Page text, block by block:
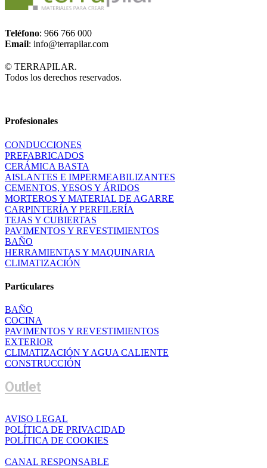
Teléfono: 966 766 000
Email: info@terrapilar.com
© TERRAPILAR.
Todos los derechos reservados.
Profesionales
CONDUCCIONES
PREFABRICADOS
CERÁMICA BASTA
AISLANTES E IMPERMEABILIZANTES
CEMENTOS, YESOS Y ÁRIDOS
MORTEROS Y MATERIAL DE AGARRE
CARPINTERÍA Y PERFILERÍA
TEJAS Y CUBIERTAS
PAVIMENTOS Y REVESTIMIENTOS
BAÑO
HERRAMIENTAS Y MAQUINARIA
CLIMATIZACIÓN
Particulares
BAÑO
COCINA
PAVIMENTOS Y REVESTIMIENTOS
EXTERIOR
CLIMATIZACIÓN Y AGUA CALIENTE
CONSTRUCCIÓN
Outlet
AVISO LEGAL
POLÍTICA DE PRIVACIDAD
POLÍTICA DE COOKIES
CANAL RESPONSABLE